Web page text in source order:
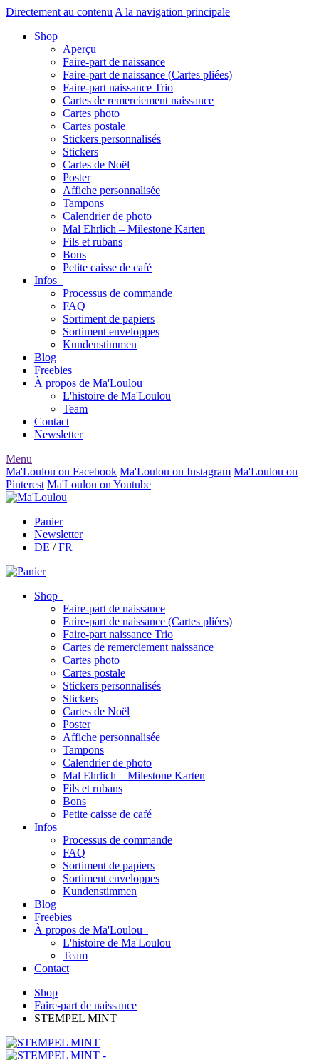
Directement au contenu A la navigation principale
Shop
Aperçu
Faire-part de naissance
Faire-part de naissance (Cartes pliées)
Faire-part naissance Trio
Cartes de remerciement naissance
Cartes photo
Cartes postale
Stickers personnalisés
Stickers
Cartes de Noël
Poster
Affiche personnalisée
Tampons
Calendrier de photo
Mal Ehrlich – Milestone Karten
Fils et rubans
Bons
Petite caisse de café
Infos
Processus de commande
FAQ
Sortiment de papiers
Sortiment enveloppes
Kundenstimmen
Blog
Freebies
À propos de Ma'Loulou
L'histoire de Ma'Loulou
Team
Contact
Newsletter
Menu
Ma'Loulou on Facebook Ma'Loulou on Instagram Ma'Loulou on
Pinterest Ma'Loulou on Youtube
Panier
Newsletter
DE /FR
Shop
Faire-part de naissance
Faire-part de naissance (Cartes pliées)
Faire-part naissance Trio
Cartes de remerciement naissance
Cartes photo
Cartes postale
Stickers personnalisés
Stickers
Cartes de Noël
Poster
Affiche personnalisée
Tampons
Calendrier de photo
Mal Ehrlich – Milestone Karten
Fils et rubans
Bons
Petite caisse de café
Infos
Processus de commande
FAQ
Sortiment de papiers
Sortiment enveloppes
Kundenstimmen
Blog
Freebies
À propos de Ma'Loulou
L'histoire de Ma'Loulou
Team
Contact
Shop
Faire-part de naissance
STEMPEL MINT